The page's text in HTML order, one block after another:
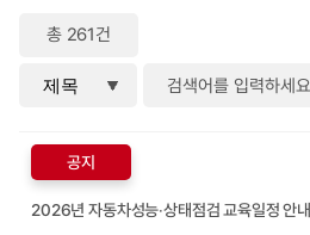
총 261건
공지
2026년 자동차성능‧상태점검 교육일정 안내